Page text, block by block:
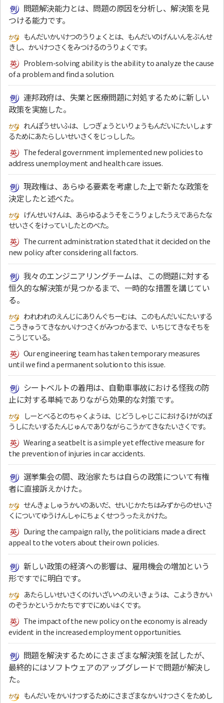
問題解決能力とは、問題の原因を分析し、解決策を見
つける能力です。
もんだいかいけつのうりょくとは、もんだいのげんいんをぶんせ
きし、かいけつさくをみつけるのうりょくです。
Problem-solving ability is the ability to analyze the cause
of a problem and find a solution.
連邦政府は、失業と医療問題に対処するために新しい
政策を実施した。
れんぽうせいふは、しつぎょうといりょうもんだいにたいしょす
るためにあたらしいせいさくをじっしした。
The federal government implemented new policies to
address unemployment and health care issues.
現政権は、あらゆる要素を考慮した上で新たな政策を
決定したと述べた。
げんせいけんは、あらゆるようそをこうりょしたうえであらたな
せいさくをけっていしたとのべた。
The current administration stated that it decided on the
new policy after considering all factors.
我々のエンジニアリングチームは、この問題に対する
恒久的な解決策が見つかるまで、一時的な措置を講じてい
る。
われわれのえんじにありんぐちーむは、このもんだいにたいする
こうきゅうてきなかいけつさくがみつかるまで、いちじてきなそちを
こうじている。
Our engineering team has taken temporary measures
until we find a permanent solution to this issue.
シートベルトの着用は、自動車事故における怪我の防
止に対する単純でありながら効果的な対策です。
しーとべるとのちゃくようは、じどうしゃじこにおけるけがのぼ
うしにたいするたんじゅんでありながらこうかてきなたいさくです。
Wearing a seatbelt is a simple yet effective measure for
the prevention of injuries in car accidents.
選挙集会の間、政治家たちは自らの政策について有権
者に直接訴えかけた。
せんきょしゅうかいのあいだ、せいじかたちはみずからのせいさ
くについてゆうけんしゃにちょくせつうったえかけた。
During the campaign rally, the politicians made a direct
appeal to the voters about their own policies.
新しい政策の経済への影響は、雇用機会の増加という
形ですでに明白です。
あたらしいせいさくのけいざいへのえいきょうは、こようきかい
のぞうかというかたちですでにめいはくです。
The impact of the new policy on the economy is already
evident in the increased employment opportunities.
問題を解決するためにさまざまな解決策を試したが、
最終的にはソフトウェアのアップグレードで問題が解決し
た。
もんだいをかいけつするためにさまざまなかいけつさくをためし